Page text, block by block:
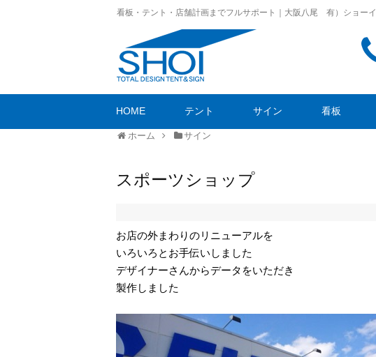
看板・テント・店舗計画までフルサポート｜大阪八尾 有）ショーイ
HOME テント サイン 看板
ホーム サイン
スポーツショップ
お店の外まわりのリニューアルを
いろいろとお手伝いしました
デザイナーさんからデータをいただき
製作しました